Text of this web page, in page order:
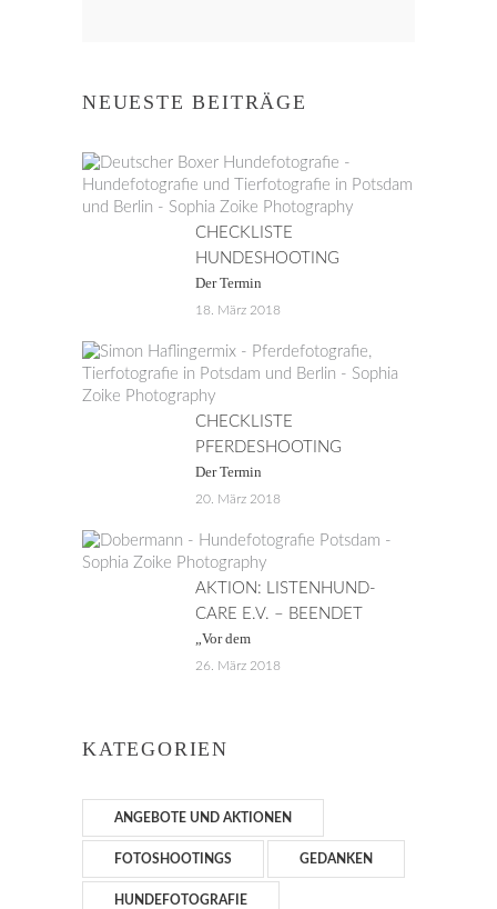
NEUESTE BEITRÄGE
CHECKLISTE
HUNDESHOOTING
Der Termin
18. März 2018
CHECKLISTE
PFERDESHOOTING
Der Termin
20. März 2018
AKTION: LISTENHUND-
CARE E.V. – BEENDET
„Vor dem
26. März 2018
KATEGORIEN
ANGEBOTE UND AKTIONEN
FOTOSHOOTINGS GEDANKEN
HUNDEFOTOGRAFIE